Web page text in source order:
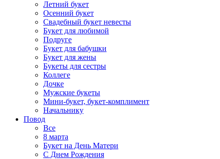
Летний букет
Осенний букет
Свадебный букет невесты
Букет для любимой
Подруге
Букет для бабушки
Букет для жены
Букеты для сестры
Коллеге
Дочке
Мужские букеты
Мини-букет, букет-комплимент
Начальнику
Повод
Все
8 марта
Букет на День Матери
С Днем Рождения